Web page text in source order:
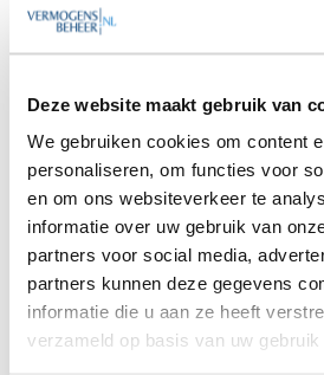
Deze website maakt gebruik van
We gebruiken cookies om content
personaliseren, om functies voor
en om ons websiteverkeer te
informatie over uw gebruik van
partners voor social media,
partners kunnen deze gegevens
informatie die u aan ze heeft
verzameld op basis van uw
1 mei 2021
transparant en objectief